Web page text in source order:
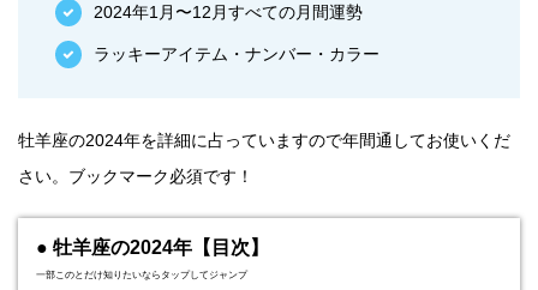
2024年1月〜12月すべての月間運勢
ラッキーアイテム・ナンバー・カラー
牡羊座の2024年を詳細に占っていますので年間通してお使いくだ
さい。ブックマーク必須です！
● 牡羊座の2024年【目次】
一部このとだけ知りたいならタップしてジャンプ